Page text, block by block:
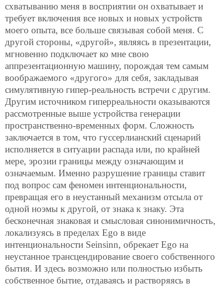
схватыванию меня в восприятии он охватывает и
требует включения все новых и новых устройств
моего опыта, все больше связывая собой меня. С
другой стороны, «другой», являясь в презентации,
мгновенно подключает ко мне свою
аппрезентационную машину, порождая тем самым
воображаемого «другого» для себя, закладывая
симулятивную гипер-реальность встречи с другим.
Другим источником гиперреальности оказываются
рассмотренные выше устройства генерации
пространственно-временных форм. Сложность
заключается в том, что гуссерлианский сценарий
исполняется в ситуации распада или, по крайней
мере, эрозии границы между означающим и
означаемым. Именно разрушение границы ставит
под вопрос сам феномен интенциональности,
превращая его в неустанный механизм отсыла от
одной ноэмы к другой, от знака к знаку. Эта
бесконечная знаковая и смысловая синонимичность,
локализуясь в пределах Ego в виде
интенциональности Seinsinn, обрекает Ego на
неустанное трансцендирование своего собственного
бытия. И здесь возможно или полностью избыть
собственное бытие, отдаваясь и растворяясь в